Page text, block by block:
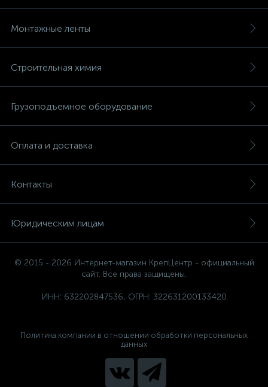
Монтажные ленты
Строительная химия
Грузоподъемное оборудование
Оплата и доставка
Контакты
Юридическим лицам
© 2015 - 2026 Интернет-магазин КрепЦентр - официальный
сайт. Все права защищены.
ИНН: 632202847536, ОГРН: 322631200133420
Политика компании в отношении обработки персональных
данных